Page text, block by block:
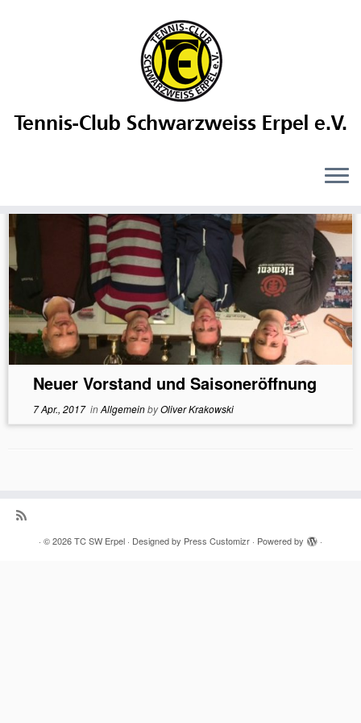
Daily Archives:7. April 2017
Neuer Vorstand und Saisoneröffnung
7 Apr., 2017inAllgemeinbyOliver Krakowski
· © 2026TC SW Erpel · Designed by Press Customizr · Powered by ·